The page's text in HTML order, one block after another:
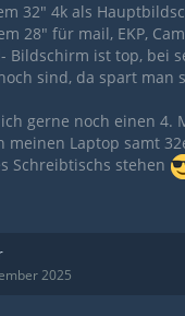
32" 4k als
28" für mail, EKP,
Bildschirm ist top, bei
sind, da spart man
gerne noch einen 4.
meinen Laptop samt
Schreibtischs stehen
2025